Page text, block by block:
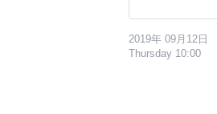
2019年 09月12日
Thursday 10:00